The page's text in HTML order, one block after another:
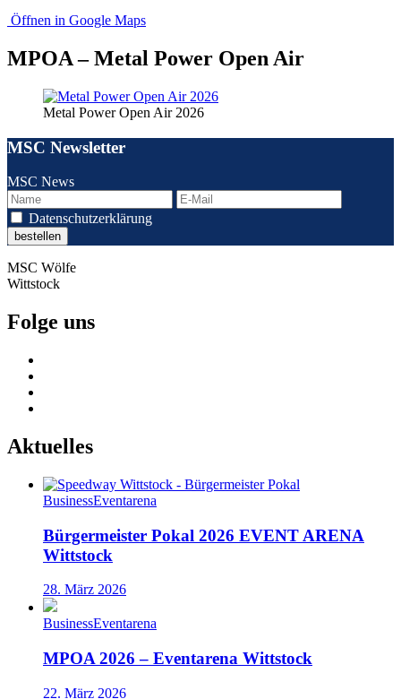
Öffnen in Google Maps
MPOA – Metal Power Open Air
Metal Power Open Air 2026
MSC Newsletter
MSC News
Datenschutzerklärung
MSC Wölfe
Wittstock
Folge uns
Aktuelles
BusinessEventarena
Bürgermeister Pokal 2026 EVENT ARENA
Wittstock
28. März 2026
BusinessEventarena
MPOA 2026 – Eventarena Wittstock
22. März 2026